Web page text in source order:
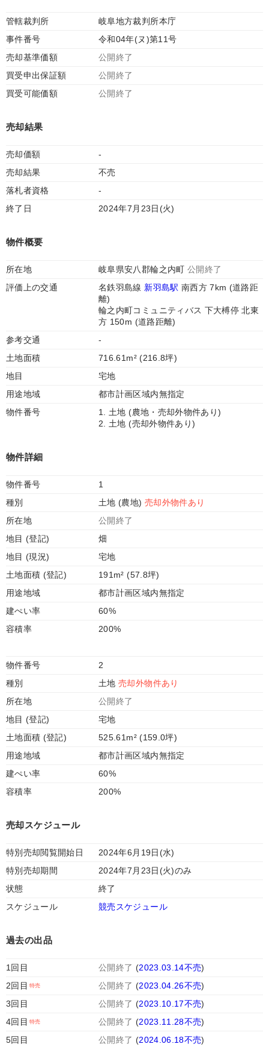
管轄裁判所
岐阜地方裁判所本庁
事件番号
令和04年(ヌ)第11号
売却基準価額
公開終了
買受申出保証額
公開終了
買受可能価額
公開終了
売却結果
売却価額
-
売却結果
不売
落札者資格
-
終了日
2024年7月23日(火)
物件概要
所在地 岐阜県安八郡輪之内町 公開終了
評価上の交通
名鉄羽島線 新羽島駅 南西方 7km (道路距
離)
輪之内町コミュニティバス 下大榑停 北東
方 150m (道路距離)
参考交通
-
土地面積
716.61m² (216.8坪)
地目
宅地
用途地域
都市計画区域内無指定
物件番号
1. 土地 (農地・売却外物件あり)
2. 土地 (売却外物件あり)
物件詳細
物件番号
1
種別
土地 (農地) 売却外物件あり
所在地
公開終了
地目 (登記)
畑
地目 (現況)
宅地
土地面積 (登記)
191m² (57.8坪)
用途地域
都市計画区域内無指定
建ぺい率
60%
容積率
200%
物件番号
2
種別
土地売却外物件あり
所在地
公開終了
地目 (登記)
宅地
土地面積 (登記)
525.61m² (159.0坪)
用途地域
都市計画区域内無指定
建ぺい率
60%
容積率
200%
売却スケジュール
特別売却閲覧開始日
2024年6月19日(水)
特別売却期間
2024年7月23日(火)のみ
状態
終了
スケジュール
競売スケジュール
過去の出品
1回目 公開終了 (2023.03.14不売)
2回目
公開終了 (2023.04.26不売)
3回目
公開終了 (2023.10.17不売)
4回目
公開終了 (2023.11.28不売)
5回目
公開終了 (2024.06.18不売)